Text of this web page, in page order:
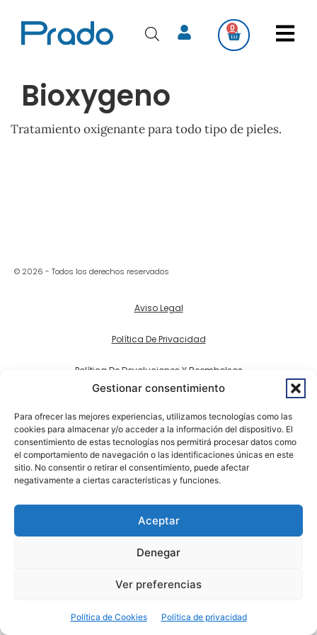
Gestionar consentimiento
Para ofrecer las mejores experiencias, utilizamos tecnologías como las
cookies para almacenar y/o acceder a la información del dispositivo. El
consentimiento de estas tecnologías nos permitirá procesar datos como
el comportamiento de navegación o las identificaciones únicas en este
sitio. No consentir o retirar el consentimiento, puede afectar
negativamente a ciertas características y funciones.
Aceptar
Denegar
Ver preferencias
Política de Cookies Política de privacidad
0
Bioxygeno
Tratamiento oxigenante para todo tipo de pieles.
© 2026 - Todos los derechos reservados
Aviso Legal
Política De Privacidad
Política De Devoluciones Y Reembolsos
Política De Cookies